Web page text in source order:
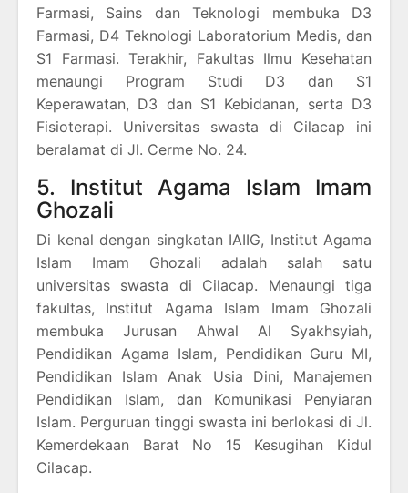
Farmasi, Sains dan Teknologi membuka D3
Farmasi, D4 Teknologi Laboratorium Medis, dan
S1 Farmasi. Terakhir, Fakultas Ilmu Kesehatan
menaungi Program Studi D3 dan S1
Keperawatan, D3 dan S1 Kebidanan, serta D3
Fisioterapi. Universitas swasta di Cilacap ini
beralamat di Jl. Cerme No. 24.
5. Institut Agama Islam Imam
Ghozali
Di kenal dengan singkatan IAIIG, Institut Agama
Islam Imam Ghozali adalah salah satu
universitas swasta di Cilacap. Menaungi tiga
fakultas, Institut Agama Islam Imam Ghozali
membuka Jurusan Ahwal Al Syakhsyiah,
Pendidikan Agama Islam, Pendidikan Guru MI,
Pendidikan Islam Anak Usia Dini, Manajemen
Pendidikan Islam, dan Komunikasi Penyiaran
Islam. Perguruan tinggi swasta ini berlokasi di Jl.
Kemerdekaan Barat No 15 Kesugihan Kidul
Cilacap.